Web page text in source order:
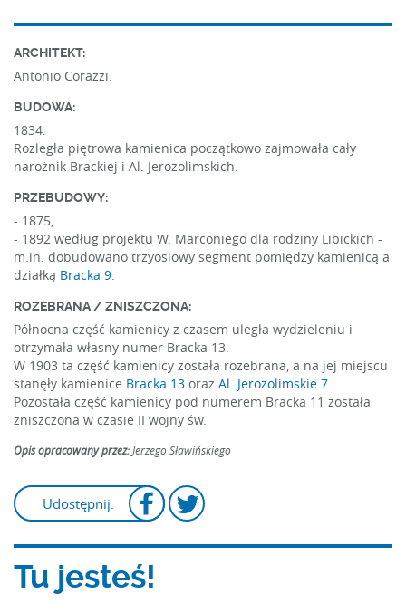
ARCHITEKT:
Antonio Corazzi.
BUDOWA:
1834.
Rozległa piętrowa kamienica początkowo zajmowała cały
narożnik Brackiej i Al. Jerozolimskich.
PRZEBUDOWY:
- 1875,
- 1892 według projektu W. Marconiego dla rodziny Libickich -
m.in. dobudowano trzyosiowy segment pomiędzy kamienicą a
działką Bracka 9
ROZEBRANA / ZNISZCZONA:
Północna część kamienicy z czasem uległa wydzieleniu i
otrzymała własny numer Bracka 13.
W 1903 ta część kamienicy została rozebrana, a na jej miejscu
stanęły kamienice Bracka 13 oraz Al. Jerozolimskie 7
Pozostała część kamienicy pod numerem Bracka 11 została
zniszczona w czasie II wojny św.
Opis opracowany przez:Jerzego Sławińskiego
Udostępnij:
Tu jesteś!